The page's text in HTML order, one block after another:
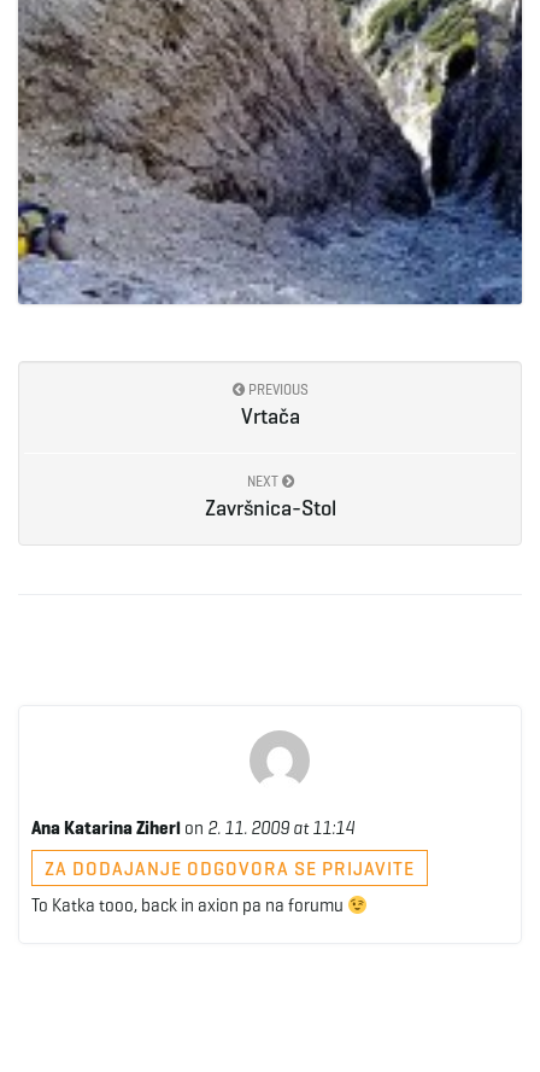
PREVIOUS
Vrtača
NEXT
Završnica-Stol
Ana Katarina Ziherl on 2. 11. 2009 at 11:14
ZA DODAJANJE ODGOVORA SE PRIJAVITE
To Katka tooo, back in axion pa na forumu